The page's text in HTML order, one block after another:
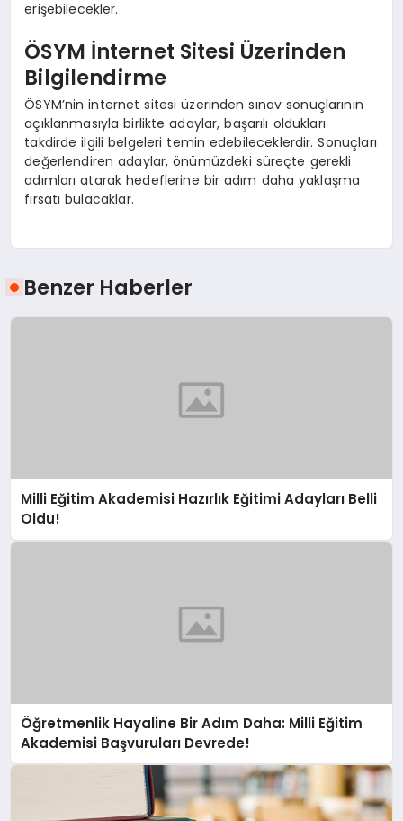
erişebilecekler.
ÖSYM İnternet Sitesi Üzerinden
Bilgilendirme
ÖSYM’nin internet sitesi üzerinden sınav sonuçlarının
açıklanmasıyla birlikte adaylar, başarılı oldukları
takdirde ilgili belgeleri temin edebileceklerdir. Sonuçları
değerlendiren adaylar, önümüzdeki süreçte gerekli
adımları atarak hedeflerine bir adım daha yaklaşma
fırsatı bulacaklar.
Benzer Haberler
Milli Eğitim Akademisi Hazırlık Eğitimi Adayları Belli
Oldu!
Öğretmenlik Hayaline Bir Adım Daha: Milli Eğitim
Akademisi Başvuruları Devrede!